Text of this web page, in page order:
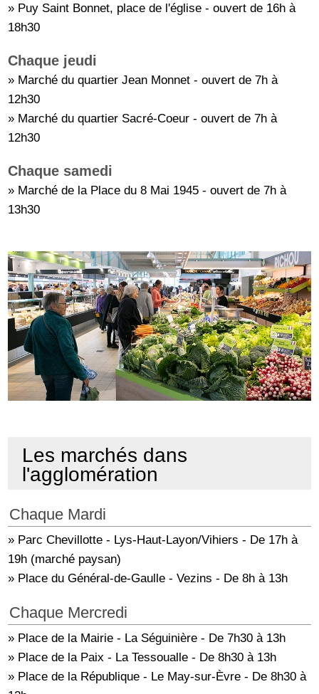
» Puy Saint Bonnet, place de l'église - ouvert de 16h à
18h30
Chaque jeudi
» Marché du quartier Jean Monnet - ouvert de 7h à
12h30
» Marché du quartier Sacré-Coeur - ouvert de 7h à
12h30
Chaque samedi
» Marché de la Place du 8 Mai 1945 - ouvert de 7h à
13h30
Les marchés dans
l'agglomération
Chaque Mardi
» Parc Chevillotte - Lys-Haut-Layon/Vihiers - De 17h à
19h (marché paysan)
» Place du Général-de-Gaulle - Vezins - De 8h à 13h
Chaque Mercredi
» Place de la Mairie - La Séguinière - De 7h30 à 13h
» Place de la Paix - La Tessoualle - De 8h30 à 13h
» Place de la République - Le May-sur-Èvre - De 8h30 à